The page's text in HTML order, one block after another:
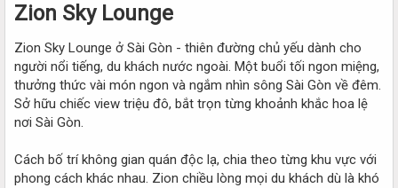
Zion Sky Lounge
Zion Sky Lounge ở Sài Gòn - thiên đường chủ yếu dành cho
người nổi tiếng, du khách nước ngoài. Một buổi tối ngon miệng,
thưởng thức vài món ngon và ngắm nhìn sông Sài Gòn về đêm.
Sở hữu chiếc view triệu đô, bắt trọn từng khoảnh khắc hoa lệ
nơi Sài Gòn.
Cách bố trí không gian quán độc lạ, chia theo từng khu vực với
phong cách khác nhau. Zion chiều lòng mọi du khách dù là khó